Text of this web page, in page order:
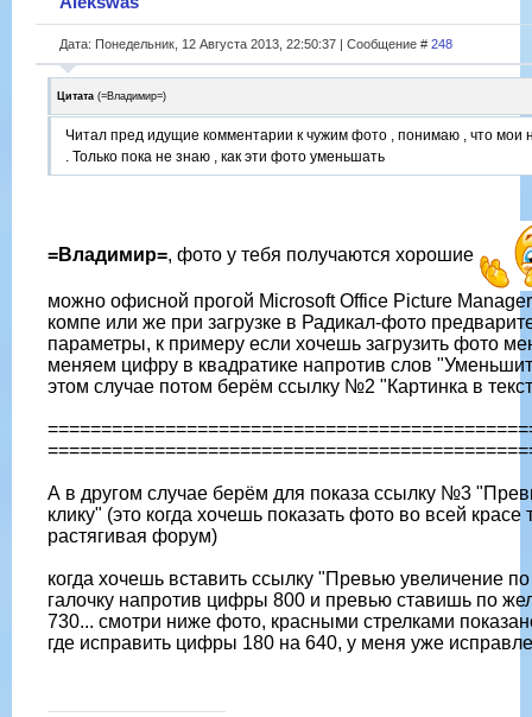
Дата: Понедельник, 12 Августа 2013, 22:50:37 | Сообщение # 248
Цитата (=Владимир=)
Читал пред идущие комментарии к чужим фото , понимаю , что мои
. Только пока не знаю , как эти фото уменьшать
=Владимир=, фото у тебя получаются хорошие
можно офисной прогой Microsoft Office Picture
компе или же при загрузке в Радикал-фото
параметры, к примеру если хочешь загрузить фото
меняем цифру в квадратике напротив слов
этом случае потом берём ссылку №2 "Картинка в
А в другом случае берём для показа ссылку №3
клику" (это когда хочешь показать фото во всей красе
растягивая форум)
когда хочешь вставить ссылку "Превью увеличение
галочку напротив цифры 800 и превью ставишь по
730... смотри ниже фото, красными стрелками
где исправить цифры 180 на 640, у меня уже